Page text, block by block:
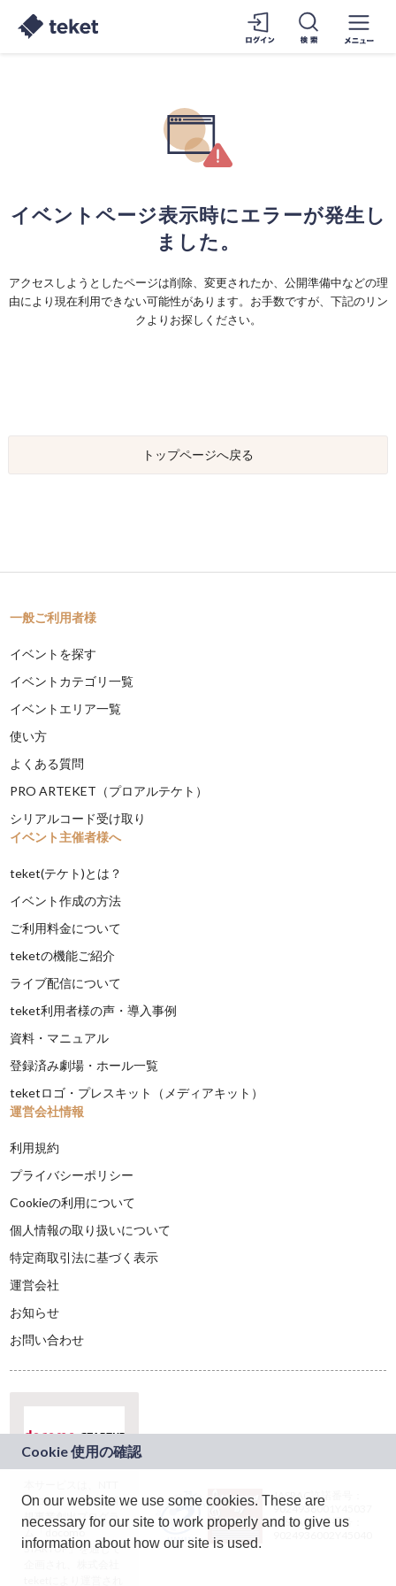
イベントページ表示時にエラーが発生し
ました。
アクセスしようとしたページは削除、変更されたか、公開準備中などの理
由により現在利用できない可能性があります。お手数ですが、下記のリン
クよりお探しください。
トップページへ戻る
一般ご利用者様
イベントを探す
イベントカテゴリ一覧
イベントエリア一覧
使い方
よくある質問
PRO ARTEKET（プロアルテケト）
シリアルコード受け取り
イベント主催者様へ
teket(テケト)とは？
イベント作成の方法
ご利用料金について
teketの機能ご紹介
ライブ配信について
teket利用者様の声・導入事例
資料・マニュアル
登録済み劇場・ホール一覧
teketロゴ・プレスキット（メディアキット）
運営会社情報
利用規約
プライバシーポリシー
Cookieの利用について
個人情報の取り扱いについて
特定商取引法に基づく表示
運営会社
お知らせ
お問い合わせ
ドコモグループの新
規事業創出プログラ
ム「docomo
STARTUP」を通じて
JASRAC許諾番号：
9024936001Y45037
JASRAC許諾番号：
On our website we use some cookies. These are
necessary for our site to work properly and to give us
information about how our site is used.